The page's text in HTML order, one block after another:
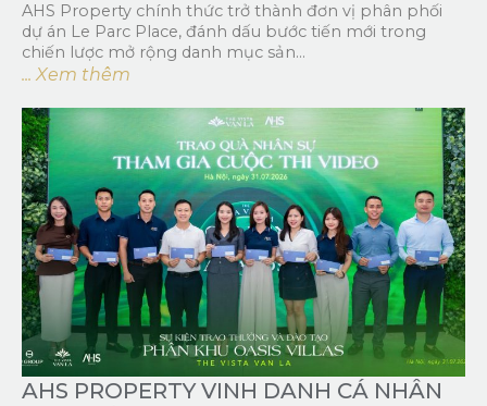
AHS Property chính thức trở thành đơn vị phân phối
dự án Le Parc Place, đánh dấu bước tiến mới trong
chiến lược mở rộng danh mục sản...
... Xem thêm
AHS PROPERTY VINH DANH CÁ NHÂN